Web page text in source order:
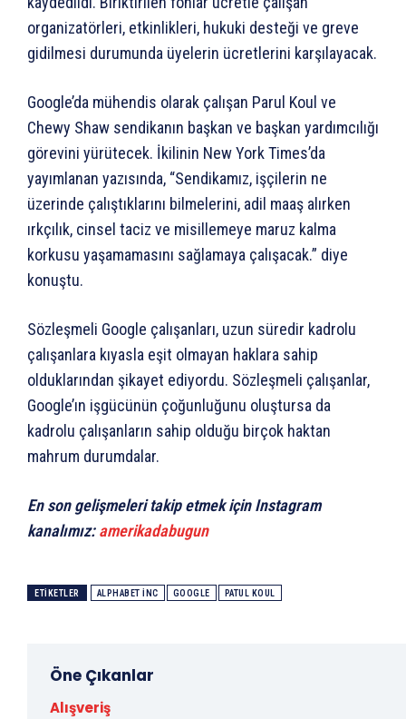
organizatörleri, etkinlikleri, hukuki desteği ve greve
gidilmesi durumunda üyelerin ücretlerini karşılayacak.
Google’da mühendis olarak çalışan Parul Koul ve
Chewy Shaw sendikanın başkan ve başkan yardımcılığı
görevini yürütecek. İkilinin New York Times’da
yayımlanan yazısında, “Sendikamız, işçilerin ne
üzerinde çalıştıklarını bilmelerini, adil maaş alırken
ırkçılık, cinsel taciz ve misillemeye maruz kalma
korkusu yaşamamasını sağlamaya çalışacak.” diye
konuştu.
Sözleşmeli Google çalışanları, uzun süredir kadrolu
çalışanlara kıyasla eşit olmayan haklara sahip
olduklarından şikayet ediyordu. Sözleşmeli çalışanlar,
Google’ın işgücünün çoğunluğunu oluştursa da
kadrolu çalışanların sahip olduğu birçok haktan
mahrum durumdalar.
En son gelişmeleri takip etmek için Instagram
kanalımız:amerikadabugun
ETIKETLER ALPHABET INC GOOGLE PATUL KOUL
Öne Çıkanlar
Alışveriş